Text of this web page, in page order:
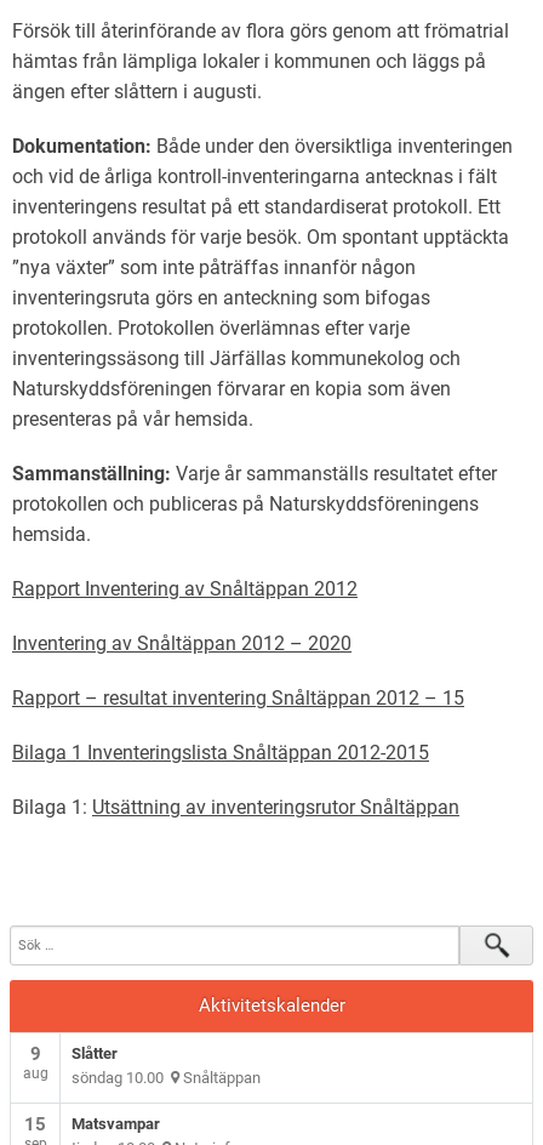
Försök till återinförande av flora görs genom att frömatrial
hämtas från lämpliga lokaler i kommunen och läggs på
ängen efter slåttern i augusti.
Dokumentation: Både under den översiktliga inventeringen
och vid de årliga kontroll-inventeringarna antecknas i fält
inventeringens resultat på ett standardiserat protokoll. Ett
protokoll används för varje besök. Om spontant upptäckta
”nya växter” som inte påträffas innanför någon
inventeringsruta görs en anteckning som bifogas
protokollen. Protokollen överlämnas efter varje
inventeringssäsong till Järfällas kommunekolog och
Naturskyddsföreningen förvarar en kopia som även
presenteras på vår hemsida.
Sammanställning: Varje år sammanställs resultatet efter
protokollen och publiceras på Naturskyddsföreningens
hemsida.
Rapport Inventering av Snåltäppan 2012
Inventering av Snåltäppan 2012 – 2020
Rapport – resultat inventering Snåltäppan 2012 – 15
Bilaga 1 Inventeringslista Snåltäppan 2012-2015
Bilaga 1: Utsättning av inventeringsrutor Snåltäppan
Aktivitetskalender
9
aug
Slåtter
söndag 10.00 Snåltäppan
15
Matsvampar